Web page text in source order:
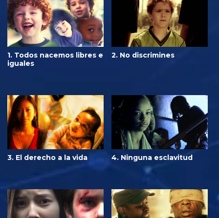
1. Todos nacemos libres e
iguales
2. No discrimines
3. El derecho a la vida 4. Ninguna esclavitud